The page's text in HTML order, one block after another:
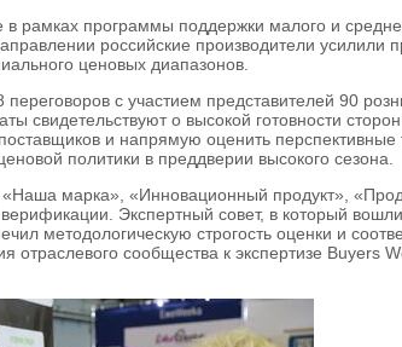
рамках программы поддержки малого и
российские производители усилили
ценовых диапазонов.
с участием представителей 90
свидетельствуют о высокой готовности
и напрямую оценить
политики в преддверии высокого сезона.
марка», «Инновационный продукт»,
Экспертный совет, в который
методологическую строгость оценки и
отраслевого сообщества к экспертизе